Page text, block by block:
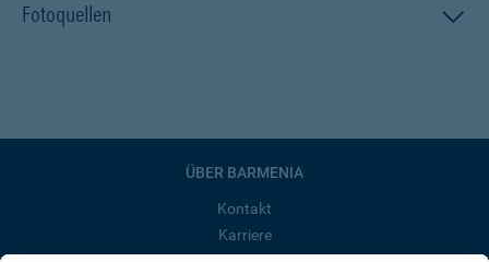
Fotoquellen
ÜBER BARMENIA
Kontakt
Karriere